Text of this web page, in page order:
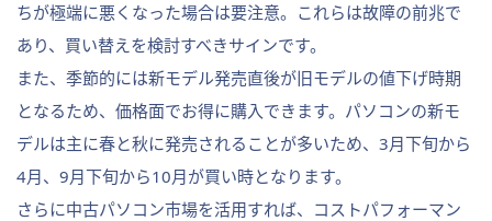
ちが極端に悪くなった場合は要注意。これらは故障の前兆で
あり、買い替えを検討すべきサインです。
また、季節的には新モデル発売直後が旧モデルの値下げ時期
となるため、価格面でお得に購入できます。パソコンの新モ
デルは主に春と秋に発売されることが多いため、3月下旬から
4月、9月下旬から10月が買い時となります。
さらに中古パソコン市場を活用すれば、コストパフォーマン